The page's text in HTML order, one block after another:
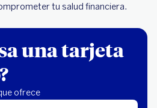
tu salud financiera.
una tarjeta
ofrece